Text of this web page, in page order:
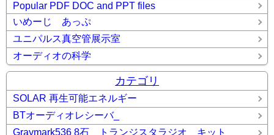
Popular PDF DOC and PPT files
いめーじ あっぷ
ユニパルス真空管展示室
オーディオの科学
カテゴリ
SOLAR 再生可能エネルギー
BTオーディオレシーバ_
Graymark536 8石 トランジスタラジオ キット